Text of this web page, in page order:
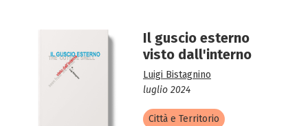
Il guscio esterno
visto dall'interno
Luigi Bistagnino
luglio 2024
Città e Territorio